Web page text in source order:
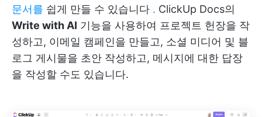
문서를 쉽게 만들 수 있습니다 . ClickUp Docs의
Write with AI 기능을 사용하여 프로젝트 헌장을 작
성하고, 이메일 캠페인을 만들고, 소셜 미디어 및 블
로그 게시물을 초안 작성하고, 메시지에 대한 답장
을 작성할 수도 있습니다.